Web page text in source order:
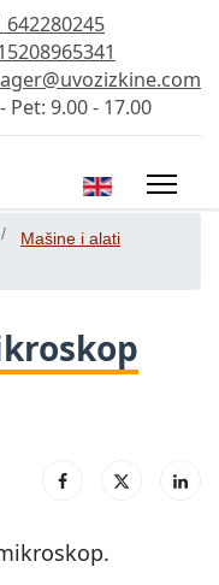
642280245
Pet: 9.00 - 17.00
Izaberite vaš
Mašine i alati